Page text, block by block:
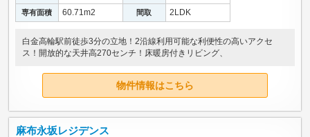
専有面積 60.71m2 間取 2LDK
白金高輪駅前徒歩3分の立地！2沿線利用可能な利便性の高いアクセ
ス！開放的な天井高270センチ！床暖房付きリビング、
物件情報はこちら
麻布永坂レジデンス